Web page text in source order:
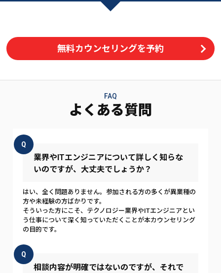
無料カウンセリングを予約
FAQ
よくある質問
Q
業界やITエンジニアについて詳しく知らな
いのですが、大丈夫でしょうか？
はい、全く問題ありません。参加される方の多くが異業種の
方や未経験の方ばかりです。
そういった方にこそ、テクノロジー業界やITエンジニアとい
う仕事について深く知っていただくことが本カウンセリング
の目的です。
Q
相談内容が明確ではないのですが、それで